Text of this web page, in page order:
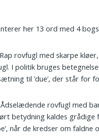
her 13 ord med 4
rovfugl med skarpe
I politik bruges
til ’due’, der står for
rovfugl med
betydning kaldes
når de kredser om faldne